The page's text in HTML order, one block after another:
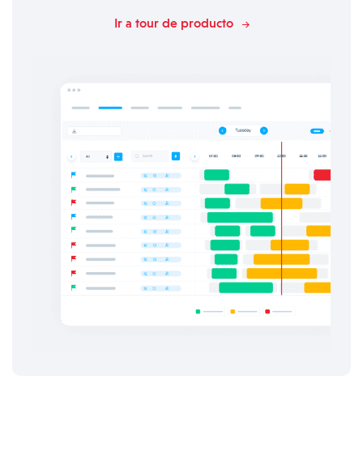
Ir a tour de producto